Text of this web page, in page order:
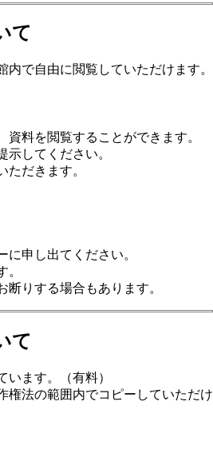
て
内で自由に閲覧していただけます。
資料を閲覧することができます。
示してください。
ただきます。
に申し出てください。
。
断りする場合もあります。
て
います。（有料）
権法の範囲内でコピーしていただけ